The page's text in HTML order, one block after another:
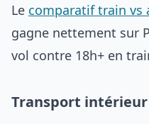
Le comparatif train vs
gagne nettement sur
vol contre 18h+ en
Transport intérieur